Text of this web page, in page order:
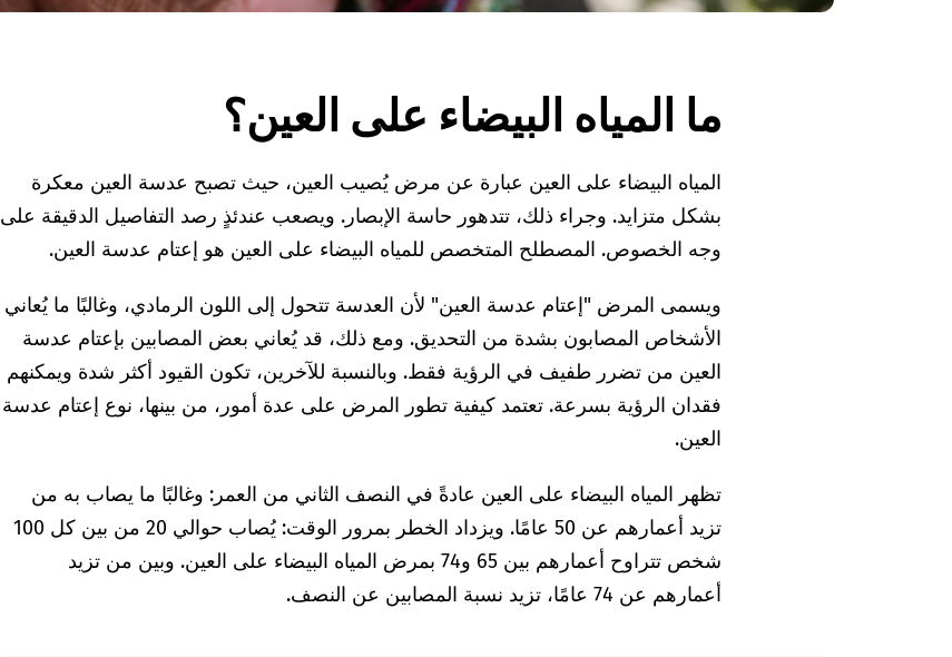
ما المياه البيضاء على العين؟
المياه البيضاء على العين عبارة عن مرض يُصيب العين، حيث تصبح عدسة العين معكرة
بشكل متزايد. وجراء ذلك، تتدهور حاسة الإبصار. ويصعب عندئذٍ رصد التفاصيل الدقيقة على
وجه الخصوص. المصطلح المتخصص للمياه البيضاء على العين هو إعتام عدسة العين.
ويسمى المرض "إعتام عدسة العين" لأن العدسة تتحول إلى اللون الرمادي، وغالبًا ما يُعاني
الأشخاص المصابون بشدة من التحديق. ومع ذلك، قد يُعاني بعض المصابين بإعتام عدسة
العين من تضرر طفيف في الرؤية فقط. وبالنسبة للآخرين، تكون القيود أكثر شدة ويمكنهم
فقدان الرؤية بسرعة. تعتمد كيفية تطور المرض على عدة أمور، من بينها، نوع إعتام عدسة
العين.
تظهر المياه البيضاء على العين عادةً في النصف الثاني من العمر: وغالبًا ما يصاب به من
تزيد أعمارهم عن 50 عامًا. ويزداد الخطر بمرور الوقت: يُصاب حوالي 20 من بين كل 100
شخص تتراوح أعمارهم بين 65 و74 بمرض المياه البيضاء على العين. وبين من تزيد
أعمارهم عن 74 عامًا، تزيد نسبة المصابين عن النصف.